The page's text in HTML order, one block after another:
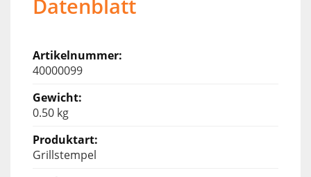
Datenblatt
40000099
0.50 kg
Grillstempel